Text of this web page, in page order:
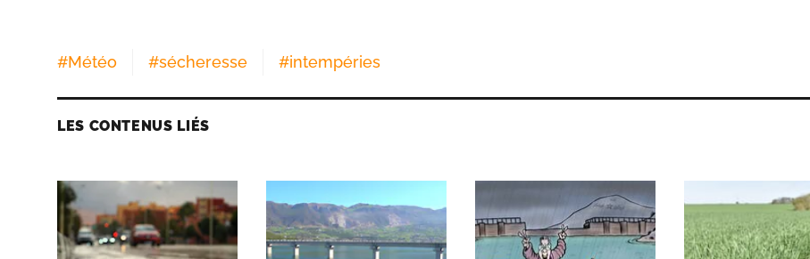
#Météo #sécheresse #intempéries
LES CONTENUS LIÉS